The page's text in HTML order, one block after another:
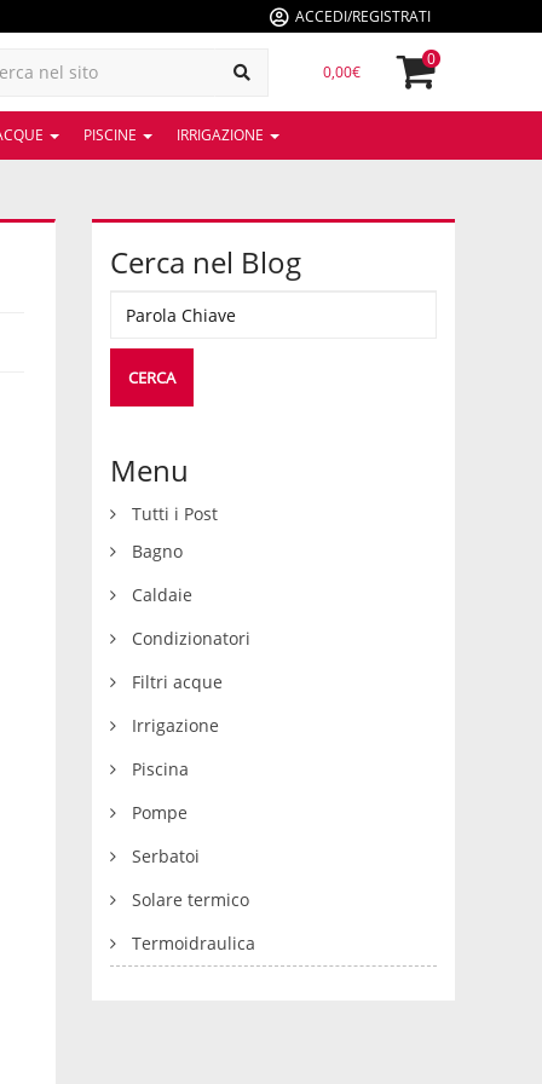
ACCEDI/REGISTRATI
0,00€
0
PISCINE IRRIGAZIONE
Cerca nel Blog
Menu
Tutti i Post
Bagno
Caldaie
Condizionatori
Filtri acque
Irrigazione
Piscina
Pompe
Serbatoi
Solare termico
Termoidraulica